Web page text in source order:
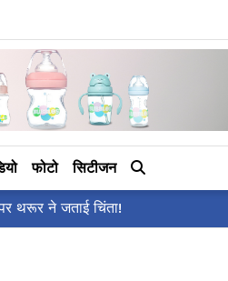
फोटो सिटीजन